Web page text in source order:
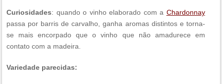
Curiosidades: quando o vinho elaborado com a Chardonnay
passa por barris de carvalho, ganha aromas distintos e torna-
se mais encorpado que o vinho que não amadurece em
contato com a madeira.
Variedade parecidas: